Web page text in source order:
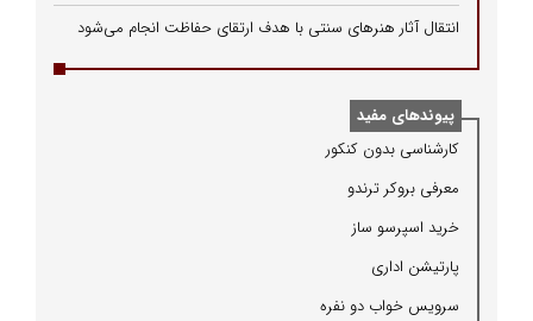
انتقال آثار هنرهای سنتی با هدف ارتقای حفاظت انجام می‌شود
پیوندهای مفید
كارشناسی بدون كنكور
معرفی بروكر ترندو
خرید اسپرسو ساز
پارتیشن اداری
سرویس خواب دو نفره